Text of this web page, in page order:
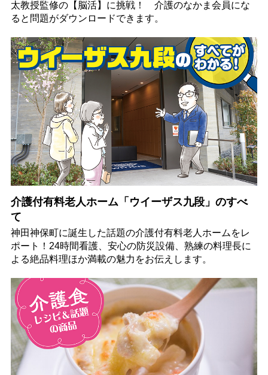
太教授監修の【脳活】に挑戦！ 介護のなかま会員にな
ると問題がダウンロードできます。
介護付有料老人ホーム「ウイーザス九段」のすべ
て
神田神保町に誕生した話題の介護付有料老人ホームをレ
ポート！24時間看護、安心の防災設備、熟練の料理長に
よる絶品料理ほか満載の魅力をお伝えします。